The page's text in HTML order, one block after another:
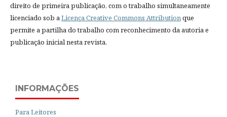
direito de primeira publicação, com o trabalho simultaneamente
licenciado sob aLicença Creative Commons Attributionque
permite a partilha do trabalho com reconhecimento da autoria e
publicação inicial nesta revista.
INFORMAÇÕES
Para Leitores